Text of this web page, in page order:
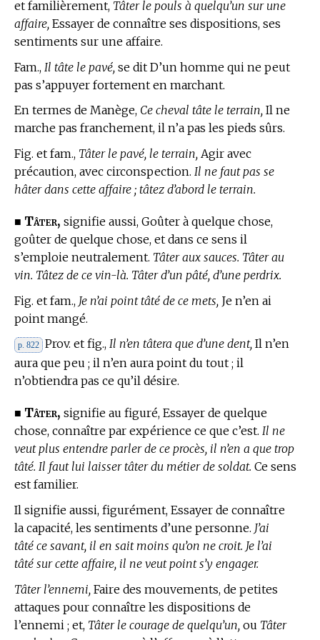
et familièrement, Tâter le pouls à quelqu’un sur une
affaire, Essayer de connaître ses dispositions, ses
sentiments sur une affaire.
Fam., Il tâte le pavé, se dit D’un homme qui ne peut
pas s’appuyer fortement en marchant.
En termes de Manège, Ce cheval tâte le terrain, Il ne
marche pas franchement, il n’a pas les pieds sûrs.
Fig. et fam., Tâter le pavé, le terrain, Agir avec
précaution, avec circonspection. Il ne faut pas se
hâter dans cette affaire ; tâtez d’abord le terrain.
■ Tâter, signifie aussi, Goûter à quelque chose,
goûter de quelque chose, et dans ce sens il
s’emploie neutralement. Tâter aux sauces. Tâter au
vin. Tâtez de ce vin-là. Tâter d’un pâté, d’une perdrix.
Fig. et fam., Je n’ai point tâté de ce mets, Je n’en ai
point mangé.
p. 822 Prov. et fig., Il n’en tâtera que d’une dent, Il n’en
aura que peu ; il n’en aura point du tout ; il
n’obtiendra pas ce qu’il désire.
■ Tâter, signifie au figuré, Essayer de quelque
chose, connaître par expérience ce que c’est. Il ne
veut plus entendre parler de ce procès, il n’en a que trop
tâté. Il faut lui laisser tâter du métier de soldat. Ce sens
est familier.
Il signifie aussi, figurément, Essayer de connaître
la capacité, les sentiments d’une personne. J’ai
tâté ce savant, il en sait moins qu’on ne croit. Je l’ai
tâté sur cette affaire, il ne veut point s’y engager.
Tâter l’ennemi, Faire des mouvements, de petites
attaques pour connaître les dispositions de
l’ennemi ; et, Tâter le courage de quelqu’un, ou Tâter